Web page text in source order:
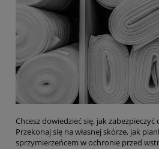
Chcesz dowiedzieć się, jak
Przekonaj się na własnej skórze, jak
sprzymierzeńcem w ochronie przed